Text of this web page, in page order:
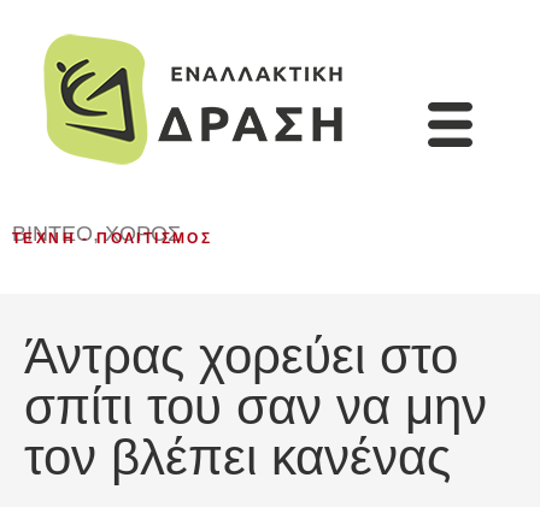
ΒΊΝΤΕΟ,ΧΟΡΌΣ
ΤΈΧΝΗ - ΠΟΛΙΤΙΣΜΌΣ
Άντρας χορεύει στο
σπίτι του σαν να μην
τον βλέπει κανένας